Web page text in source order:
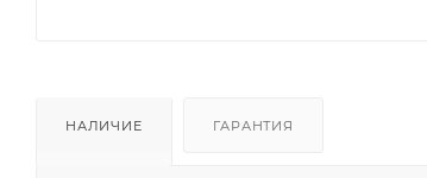
НАЛИЧИЕ ГАРАНТИЯ